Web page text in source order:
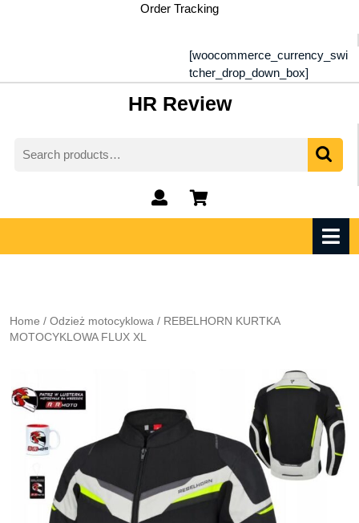
Order Tracking
[woocommerce_currency_swi
tcher_drop_down_box]
HR Review
for:
My
Account
shopping
cart
Home / Odzież motocyklowa / REBELHORN KURTKA
MOTOCYKLOWA FLUX XL